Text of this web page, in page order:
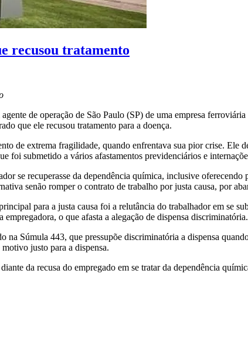
recusou tratamento
de operação de São Paulo (SP) de uma empresa
que ele recusou tratamento para a doença.
de extrema fragilidade, quando enfrentava sua pior crise. Ele
foi submetido a vários afastamentos previdenciários e
se recuperasse da dependência química, inclusive
senão romper o contrato de trabalho por justa causa, por
para a justa causa foi a relutância do trabalhador em se
o que afasta a alegação de dispensa discriminatória.
Súmula 443, que pressupõe discriminatória a dispensa
justo para a dispensa.
da recusa do empregado em se tratar da dependência